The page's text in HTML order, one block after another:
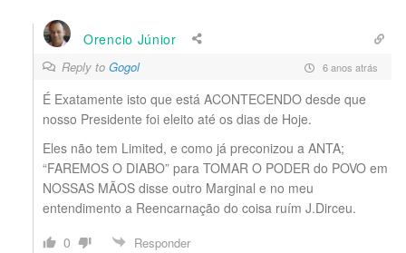
Orencio Júnior
Reply to Gogol 6 anos atrás
É Exatamente isto que está ACONTECENDO desde que
nosso Presidente foi eleito até os dias de Hoje.
Eles não tem Limited, e como já preconizou a ANTA;
“FAREMOS O DIABO” para TOMAR O PODER do POVO em
NOSSAS MÃOS disse outro Marginal e no meu
entendimento a Reencarnação do coisa ruím J.Dirceu.
0
Responder